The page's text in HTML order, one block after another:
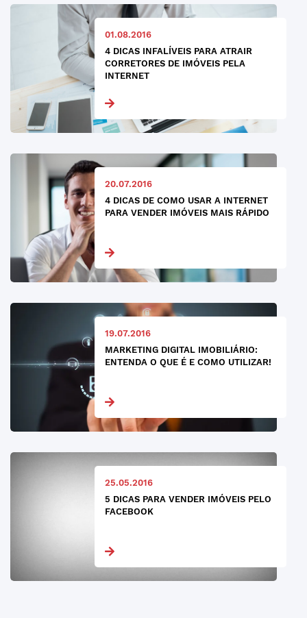
01.08.2016
4 DICAS INFALÍVEIS PARA ATRAIR
CORRETORES DE IMÓVEIS PELA
INTERNET
20.07.2016
4 DICAS DE COMO USAR A INTERNET
PARA VENDER IMÓVEIS MAIS RÁPIDO
19.07.2016
MARKETING DIGITAL IMOBILIÁRIO:
ENTENDA O QUE É E COMO UTILIZAR!
25.05.2016
5 DICAS PARA VENDER IMÓVEIS PELO
FACEBOOK